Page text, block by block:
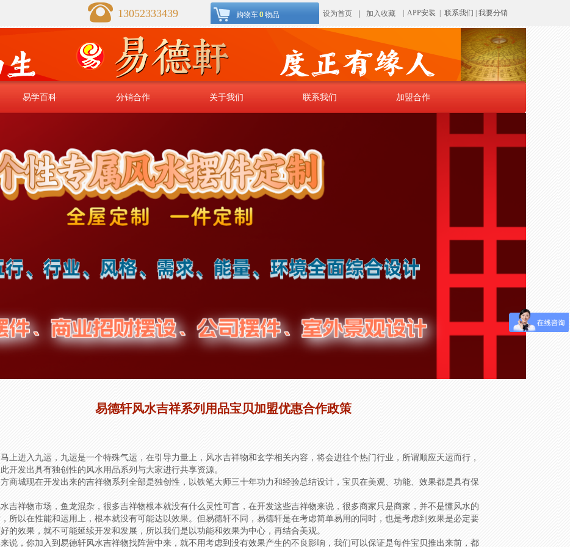
购物车0物品 设为首页 加入收藏 APP安装 联系我们 我要分销
13052333439
易学百科 分销合作 关于我们 联系我们 加盟合作
易德轩风水吉祥系列用品宝贝加盟优惠合作政策
上进入九运，九运是一个特殊气运，在引导力量上，风水吉祥物和玄学相关内容，将会进往个热门行业，所谓顺应天运而行，
开发出具有独创性的风水用品系列与大家进行共享资源。
商城现在开发出来的吉祥物系列全部是独创性，以铁笔大师三十年功力和经验总结设计，宝贝在美观、功能、效果都是具有保
吉祥物市场，鱼龙混杂，很多吉祥物根本就没有什么灵性可言，在开发这些吉祥物来说，很多商家只是商家，并不是懂风水的
所以在性能和运用上，根本就没有可能达以效果。但易德轩不同，易德轩是在考虑简单易用的同时，也是考虑到效果是必定要
的效果，就不可能延续开发和发展，所以我们是以功能和效果为中心，再结合美观。
说，你加入到易德轩风水吉祥物找阵营中来，就不用考虑到没有效果产生的不良影响，我们可以保证是每件宝贝推出来前，都